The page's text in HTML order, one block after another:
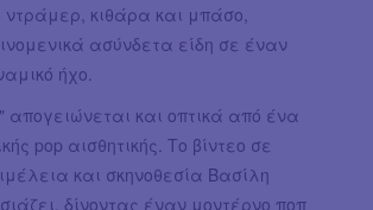
κιθάρα και μπάσο,
ασύνδετα είδη σε έναν
ήχο.
απογειώνεται και οπτικά από ένα
pop αισθητικής. Το βίντεο σε
και σκηνοθεσία Βασίλη
δίνοντας έναν μοντέρνο ποπ